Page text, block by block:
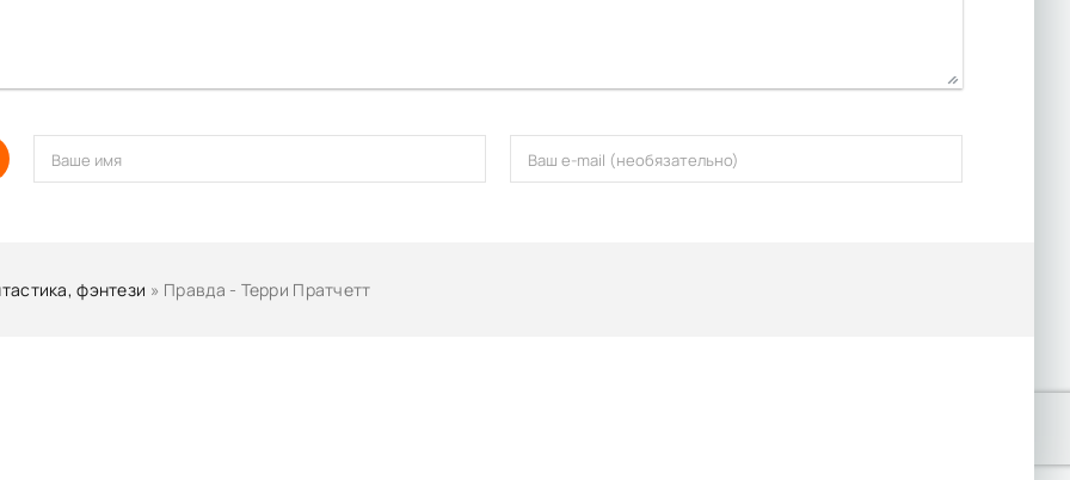
фэнтези » Правда - Терри Пратчетт